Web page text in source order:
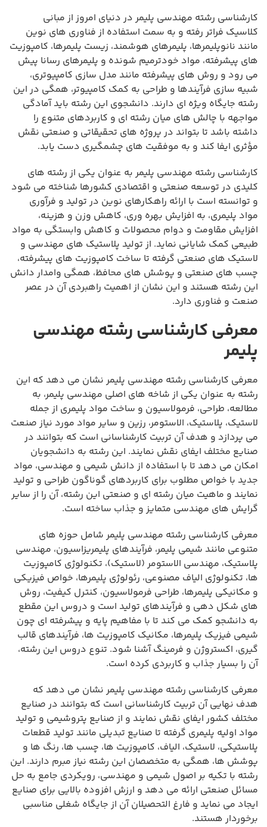
کارشناسی رشته مهندسی پلیمر در دنیای امروز از مبانی
کلاسیک فراتر رفته و به سمت استفاده از فناوری های نوین
مانند نانوپلیمرها، پلیمرهای هوشمند، زیست پلیمرها، کامپوزیت
های پیشرفته، مواد خودترمیم شونده و پلیمرهای رسانا پیش
می رود و روش های پیشرفته مانند مدل سازی کامپیوتری،
شبیه سازی فرآیندها و طراحی به کمک کامپیوتر، همگی در این
رشته جایگاه ویژه ای دارند. دانشجوی این رشته باید آمادگی
مواجهه با چالش های میان رشته ای و کاربردهای متنوع را
داشته باشد تا بتواند در پروژه های تحقیقاتی و صنعتی نقش
مؤثری ایفا کند و به موفقیت های چشمگیری دست یابد.
کارشناسی رشته مهندسی پلیمر به عنوان یکی از رشته های
کلیدی در توسعه صنعتی و اقتصادی کشورها شناخته می شود
و توانسته است با ارائه راهکارهای نوین در تولید و فرآوری
مواد پلیمری، به افزایش بهره وری، کاهش وزن و هزینه،
افزایش مقاومت و دوام محصولات و کاهش وابستگی به مواد
طبیعی کمک شایانی نماید. از تولید پلاستیک های مهندسی و
لاستیک های صنعتی گرفته تا ساخت کامپوزیت های پیشرفته،
چسب های صنعتی و پوشش های محافظ، همگی وامدار دانش
این رشته هستند و این نشان از اهمیت راهبردی آن در عصر
صنعت و فناوری دارد.
معرفی کارشناسی رشته مهندسی
پلیمر
معرفی کارشناسی رشته مهندسی پلیمر نشان می دهد که این
رشته به عنوان یکی از شاخه های اصلی مهندسی پلیمر، به
مطالعه، طراحی، فرمولاسیون و ساخت مواد پلیمری از جمله
لاستیک، پلاستیک، الاستومر، رزین و سایر مواد مورد نیاز صنعت
می پردازد و هدف آن تربیت کارشناسانی است که بتوانند در
صنایع مختلف ایفای نقش نمایند. این رشته به دانشجویان
امکان می دهد تا با استفاده از دانش شیمی و مهندسی، مواد
جدید با خواص مطلوب برای کاربردهای گوناگون طراحی و تولید
نمایند و ماهیت میان رشته ای و صنعتی این رشته، آن را از سایر
گرایش های مهندسی متمایز و جذاب ساخته است.
معرفی کارشناسی رشته مهندسی پلیمر شامل حوزه های
متنوعی مانند شیمی پلیمر، فرآیندهای پلیمریزاسیون، مهندسی
پلاستیک، مهندسی الاستومر (لاستیک)، تکنولوژی کامپوزیت
ها، تکنولوژی الیاف مصنوعی، رئولوژی پلیمرها، خواص فیزیکی
و مکانیکی پلیمرها، طراحی فرمولاسیون، کنترل کیفیت، روش
های شکل دهی و فرآیندهای تولید است و دروس این مقطع
به دانشجو کمک می کند تا با مفاهیم پایه و پیشرفته ای چون
شیمی فیزیک پلیمرها، مکانیک کامپوزیت ها، فرآیندهای قالب
گیری، اکستروژن و فرمینگ آشنا شود. تنوع دروس این رشته،
آن را بسیار جذاب و کاربردی کرده است.
معرفی کارشناسی رشته مهندسی پلیمر نشان می دهد که
هدف نهایی آن تربیت کارشناسانی است که بتوانند در صنایع
مختلف کشور ایفای نقش نمایند و از صنایع پتروشیمی و تولید
مواد اولیه پلیمری گرفته تا صنایع تبدیلی مانند تولید قطعات
پلاستیکی، لاستیک، الیاف، کامپوزیت ها، چسب ها، رنگ ها و
پوشش ها، همگی به متخصصان این رشته نیاز مبرم دارند. این
رشته با تکیه بر اصول شیمی و مهندسی، رویکردی جامع به حل
مسائل صنعتی ارائه می دهد و ارزش افزوده بالایی برای صنایع
ایجاد می نماید و فارغ التحصیلان آن از جایگاه شغلی مناسبی
برخوردار هستند.